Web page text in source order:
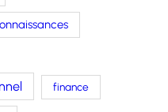
finance